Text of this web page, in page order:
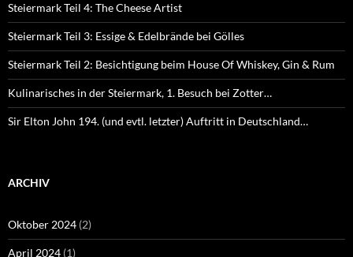
Steiermark Teil 4: The Cheese Artist
Steiermark Teil 3: Essige & Edelbrände bei Gölles
Steiermark Teil 2: Besichtigung beim House Of Whiskey, Gin & Rum
Kulinarisches in der Steiermark, 1. Besuch bei Zotter…
Sir Elton John 194. (und evtl. letzter) Auftritt in Deutschland…
ARCHIV
Oktober 2024 (2)
April 2024 (1)